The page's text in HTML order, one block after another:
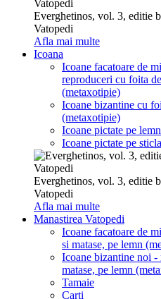
Everghetinos, vol. 3, editie
Vatopedi
Afla mai multe
Icoana
Icoane facatoare de
reproduceri cu foita
(metaxotipie)
Icoane bizantine cu
(metaxotipie)
Icoane pictate pe lemn
Icoane pictate pe sticla
Everghetinos, vol. 3, editie
Vatopedi
Afla mai multe
Manastirea Vatopedi
Icoane facatoare de
si matase, pe lemn
Icoane bizantine noi -
matase, pe lemn
Tamaie
Carti